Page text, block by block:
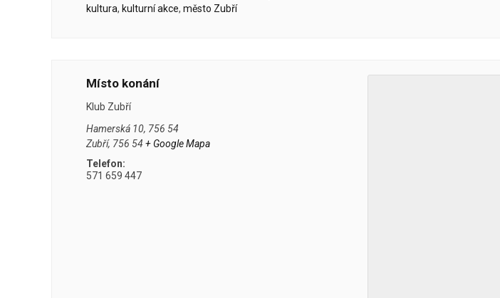
kultura, kulturní akce, město Zubří
Místo konání
Klub Zubří
Hamerská 10, 756 54
Zubří, 756 54 + Google Mapa
Telefon:
571 659 447